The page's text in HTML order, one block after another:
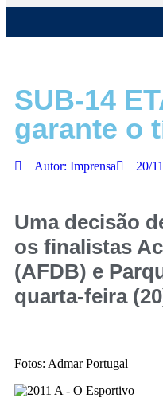
SUB-14
garante o
Autor: Imprensa 20/
Uma decisão
os finalistas
(AFDB) e
quarta-feira
Fotos: Admar Portugal